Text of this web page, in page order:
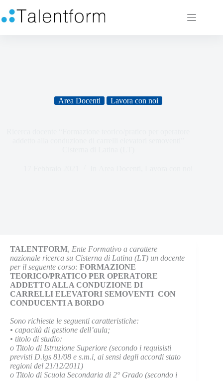
Area Docenti Lavora con noi
TALENTFORM, Ente Formativo a carattere
nazionale ricerca su Cisterna di Latina (LT) un docente
per il seguente corso: FORMAZIONE
TEORICO/PRATICO PER OPERATORE
ADDETTO ALLA CONDUZIONE DI
CARRELLI ELEVATORI SEMOVENTI CON
CONDUCENTI A BORDO
Sono richieste le seguenti caratteristiche:
• capacità di gestione dell’aula;
• titolo di studio:
o Titolo di Istruzione Superiore (secondo i requisisti
previsti D.lgs 81/08 e s.m.i, ai sensi degli accordi stato
regioni del 21/12/2011)
o Titolo di Scuola Secondaria di 2° Grado (secondo i